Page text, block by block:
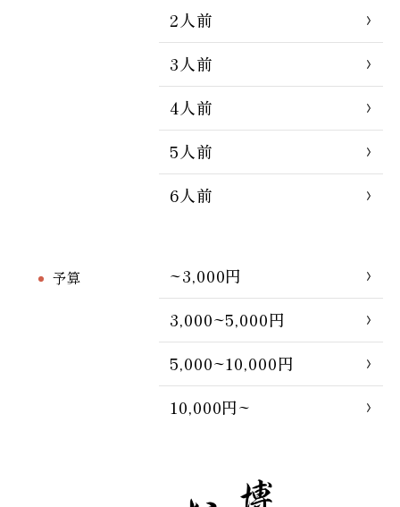
2人前
3人前
4人前
5人前
6人前
予算
~3,000円
3,000~5,000円
5,000~10,000円
10,000円~